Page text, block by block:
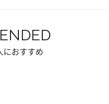
におすすめ